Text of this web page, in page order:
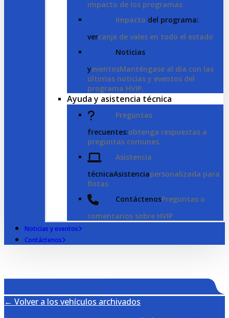
impacto de los programas
Impacto del programa:
vercanje de vales en todo el estado
Noticias
yeventosManténgase al día con las
últimas noticias y eventos del
programa HVIP.
Ayuda y asistencia técnica
Preguntas
frecuentes:obtenga respuestas a
preguntas comunes.
Asistencia
técnicaAsistenciapersonalizada para
flotas
ContáctenosPreguntas o
comentarios sobre HVIP
Noticias y eventos
Contáctenos
← Volver a los vehículos archivados